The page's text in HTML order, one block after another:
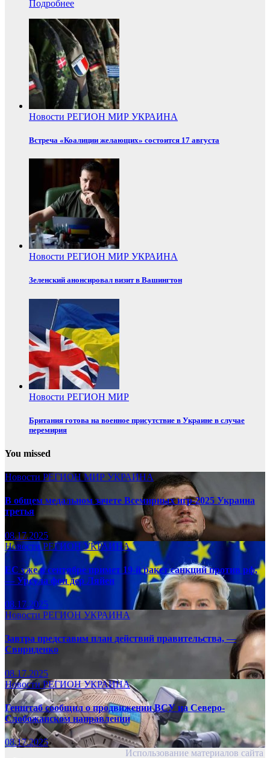
Подробнее
Новости РЕГИОН МИР УКРАИНА
Встреча «Коалиции желающих» состоится 17 августа
Новости РЕГИОН МИР УКРАИНА
Зеленский анонсировал визит в Вашингтон
Новости РЕГИОН МИР
Британия готова на военное присутствие в Украине в случае
перемирия
You missed
Новости РЕГИОНМИР УКРАИНА
В общем медальном зачете Всемирных игр-2025 Украина
третья
08.17.2025
НовостиРЕГИОНУКРАИНА
ЕС уже в сентябре примет 19-й ракет санкций против рф,
— Урсула фон дер Ляйен
08.17.2025
Новости РЕГИОН УКРАИНА
Завтра представим план действий правительства, —
Свириденко
08.17.2025
НовостиРЕГИОНУКРАИНА
Генштаб сообщил о продвижении ВСУ на Северо-
Слобожанском направлении
08.17.2025
Использование материалов сайта